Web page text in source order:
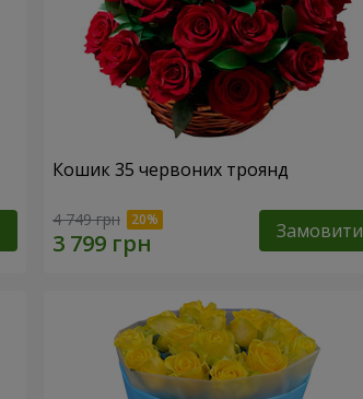
Кошик 35 червоних троянд
4 749 грн Замовити